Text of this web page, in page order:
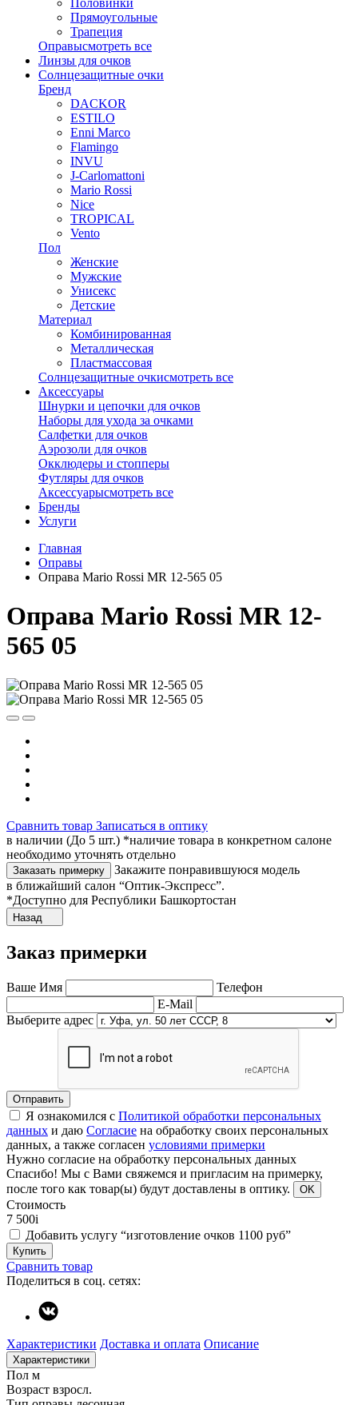
Прямоугольные
Трапеция
Оправысмотреть все
Линзы для очков
Солнцезащитные очки
Бренд
DACKOR
ESTILO
Enni Marco
Flamingo
INVU
J-Carlomattoni
Mario Rossi
Nice
TROPICAL
Vento
Пол
Женские
Мужские
Унисекс
Детские
Материал
Комбинированная
Металлическая
Пластмассовая
Солнцезащитные очкисмотреть все
Аксессуары
Шнурки и цепочки для очков
Наборы для ухода за очками
Салфетки для очков
Аэрозоли для очков
Окклюдеры и стопперы
Футляры для очков
Аксессуарысмотреть все
Бренды
Услуги
Главная
Оправы
Оправа Mario Rossi MR 12-565 05
Оправа Mario Rossi MR 12-
565 05
Сравнить товар Записаться в оптику
в наличии (До 5 шт.) *наличие товара в конкретном салоне
необходимо уточнять отдельно
Заказать примерку
Закажите понравившуюся модель
в ближайший салон “Оптик-Экспресс”.
*Доступно для Республики Башкортостан
Назад
Заказ примерки
Ваше Имя
Телефон
E-Mail
Выберите адрес
Отправить
Я ознакомился с Политикой обработки персональных
данных и даю Согласие на обработку своих персональных
данных, а также согласен условиями примерки
Нужно согласие на обработку персональных данных
Спасибо! Мы с Вами свяжемся и пригласим на примерку,
после того как товар(ы) будут доставлены в оптику.
OK
Стоимость
7 500i
Добавить услугу “изготовление очков 1100 руб”
Купить
Сравнить товар
Поделиться в соц. сетях:
Характеристики Доставка и оплата Описание
Характеристики
Пол м
Возраст взросл.